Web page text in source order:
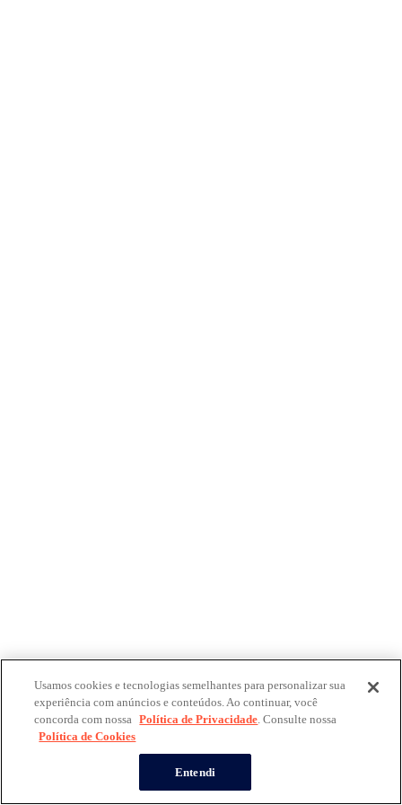
Usamos cookies e tecnologias semelhantes para personalizar sua
experiência com anúncios e conteúdos. Ao continuar, você
concorda com nossa Política de Privacidade. Consulte nossa
Política de Cookies
Entendi